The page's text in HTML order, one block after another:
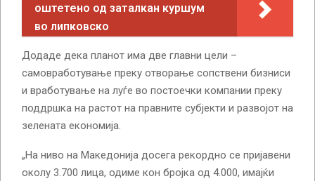
оштетено од заталкан куршум
во липковско
Додаде дека планот има две главни цели –
самовработување преку отворање сопствени бизниси
и вработување на луѓе во постоечки компании преку
поддршка на растот на правните субјекти и развојот на
зелената економија.
„На ниво на Македонија досега рекордно се пријавени
околу 3.700 лица, одиме кон бројка од 4.000, имајќи